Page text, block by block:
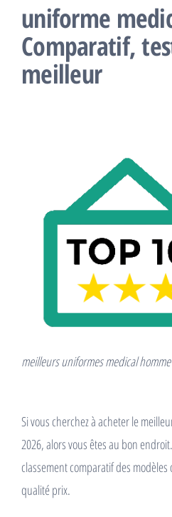
uniforme
Comparatif,
meilleur
meilleurs uniformes medical homme
Si vous cherchez à acheter le
2026, alors vous êtes au bon
classement comparatif des
qualité prix.